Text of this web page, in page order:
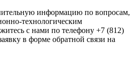
информацию по вопросам,
технологическим
с нами по телефону +7 (812)
в форме обратной связи на